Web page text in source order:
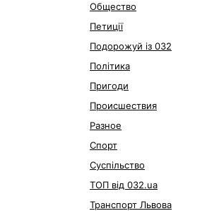
Общество
Петиції
Подорожуй із 032
Політика
Пригоди
Происшествия
Разное
Спорт
Суспільство
ТОП від 032.ua
Транспорт Львова